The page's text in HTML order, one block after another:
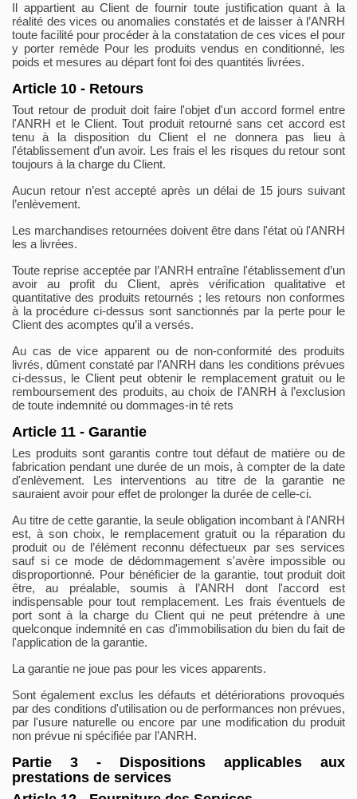
Il appartient au Client de fournir toute justification quant à la
réalité des vices ou anomalies constatés et de laisser à l’ANRH
toute facilité pour procéder à la constatation de ces vices el pour
y porter remède Pour les produits vendus en conditionné, les
poids et mesures au départ font foi des quantités livrées.
Article 10 - Retours
Tout retour de produit doit faire l'objet d'un accord formel entre
l'ANRH et le Client. Tout produit retourné sans cet accord est
tenu à la disposition du Client el ne donnera pas lieu à
l'établissement d’un avoir. Les frais el les risques du retour sont
toujours à la charge du Client.
Aucun retour n’est accepté après un délai de 15 jours suivant
l’enlèvement.
Les marchandises retournées doivent être dans l'état où l'ANRH
les a livrées.
Toute reprise acceptée par l’ANRH entraîne l'établissement d’un
avoir au profit du Client, après vérification qualitative et
quantitative des produits retournés ; les retours non conformes
à la procédure ci-dessus sont sanctionnés par la perte pour le
Client des acomptes qu’il a versés.
Au cas de vice apparent ou de non-conformité des produits
livrés, dûment constaté par l’ANRH dans les conditions prévues
ci-dessus, le Client peut obtenir le remplacement gratuit ou le
remboursement des produits, au choix de l’ANRH à l’exclusion
de toute indemnité ou dommages-in té rets
Article 11 - Garantie
Les produits sont garantis contre tout défaut de matière ou de
fabrication pendant une durée de un mois, à compter de la date
d'enlèvement. Les interventions au titre de la garantie ne
sauraient avoir pour effet de prolonger la durée de celle-ci.
Au titre de cette garantie, la seule obligation incombant à l'ANRH
est, à son choix, le remplacement gratuit ou la réparation du
produit ou de l’élément reconnu défectueux par ses services
sauf si ce mode de dédommagement s'avère impossible ou
disproportionné. Pour bénéficier de la garantie, tout produit doit
être, au préalable, soumis à l’ANRH dont l'accord est
indispensable pour tout remplacement. Les frais éventuels de
port sont à la charge du Client qui ne peut prétendre à une
quelconque indemnité en cas d'immobilisation du bien du fait de
l'application de la garantie.
La garantie ne joue pas pour les vices apparents.
Sont également exclus les défauts et détériorations provoqués
par des conditions d'utilisation ou de performances non prévues,
par l'usure naturelle ou encore par une modification du produit
non prévue ni spécifiée par l’ANRH.
Partie 3 - Dispositions applicables aux
prestations de services